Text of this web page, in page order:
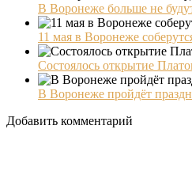
В Воронеже больше не
11 мая в Воронеже
Состоялось открытие
В Воронеже пройдёт
Добавить комментарий